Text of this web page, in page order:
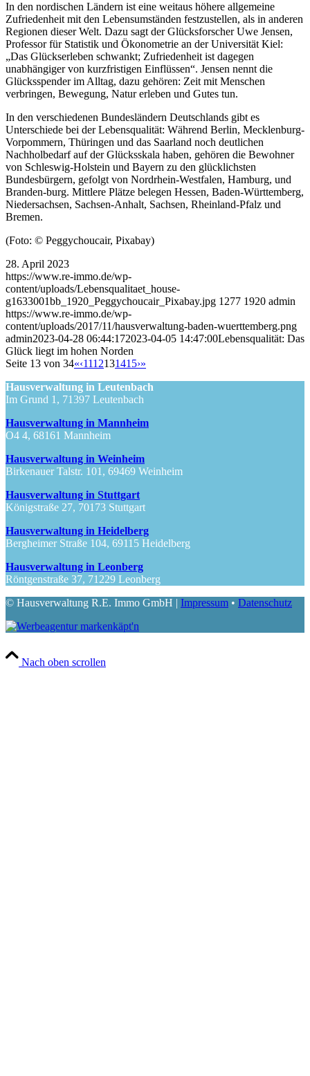
In den nordischen Ländern ist eine weitaus höhere allgemeine
Zufriedenheit mit den Lebensumständen festzustellen, als in anderen
Regionen dieser Welt. Dazu sagt der Glücksforscher Uwe Jensen,
Professor für Statistik und Ökonometrie an der Universität Kiel:
„Das Glückserleben schwankt; Zufriedenheit ist dagegen
unabhängiger von kurzfristigen Einflüssen“. Jensen nennt die
Glücksspender im Alltag, dazu gehören: Zeit mit Menschen
verbringen, Bewegung, Natur erleben und Gutes tun.
In den verschiedenen Bundesländern Deutschlands gibt es
Unterschiede bei der Lebensqualität: Während Berlin, Mecklenburg-
Vorpommern, Thüringen und das Saarland noch deutlichen
Nachholbedarf auf der Glücksskala haben, gehören die Bewohner
von Schleswig-Holstein und Bayern zu den glücklichsten
Bundesbürgern, gefolgt von Nordrhein-Westfalen, Hamburg, und
Branden-burg. Mittlere Plätze belegen Hessen, Baden-Württemberg,
Niedersachsen, Sachsen-Anhalt, Sachsen, Rheinland-Pfalz und
Bremen.
(Foto: © Peggychoucair, Pixabay)
28. April 2023
https://www.re-immo.de/wp-
content/uploads/Lebensqualitaet_house-
g1633001bb_1920_Peggychoucair_Pixabay.jpg 1277 1920 admin
https://www.re-immo.de/wp-
content/uploads/2017/11/hausverwaltung-baden-wuerttemberg.png
admin2023-04-28 06:44:172023-04-05 14:47:00Lebensqualität: Das
Glück liegt im hohen Norden
Seite 13 von 34«‹1112131415›»
Hausverwaltung in Leutenbach
Im Grund 1, 71397 Leutenbach
Hausverwaltung in Mannheim
O4 4, 68161 Mannheim
Hausverwaltung in Weinheim
Birkenauer Talstr. 101, 69469 Weinheim
Hausverwaltung in Stuttgart
Königstraße 27, 70173 Stuttgart
Hausverwaltung in Heidelberg
Bergheimer Straße 104, 69115 Heidelberg
Hausverwaltung in Leonberg
Röntgenstraße 37, 71229 Leonberg
© Hausverwaltung R.E. Immo GmbH | Impressum • Datenschutz
Nach oben scrollen